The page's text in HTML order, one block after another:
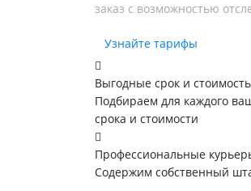
заказ с возможностью
Узнайте тарифы
Выгодные срок и стоимость
Подбираем для каждого
срока и стоимости
Профессиональные
Содержим собственный